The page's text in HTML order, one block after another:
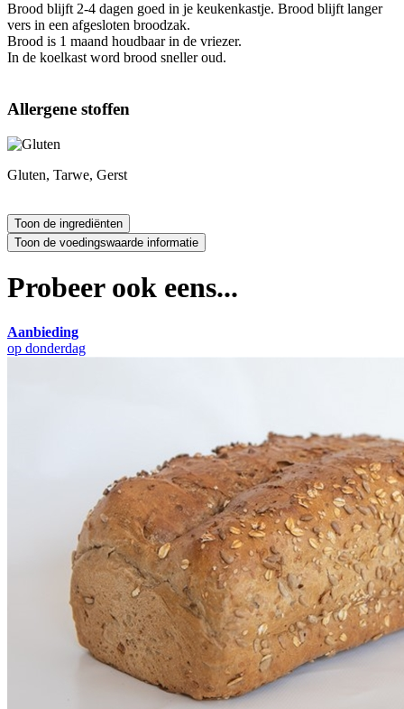
Brood blijft 2-4 dagen goed in je keukenkastje. Brood blijft langer
vers in een afgesloten broodzak.
Brood is 1 maand houdbaar in de vriezer.
In de koelkast word brood sneller oud.
Allergene stoffen
Gluten, Tarwe, Gerst
Probeer ook eens...
Aanbieding
op donderdag